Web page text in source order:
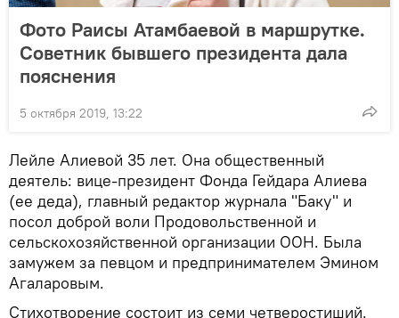
Фото Раисы Атамбаевой в маршрутке.
Советник бывшего президента дала
пояснения
5 октября 2019, 13:22
Лейле Алиевой 35 лет. Она общественный
деятель: вице-президент Фонда Гейдара Алиева
(ее деда), главный редактор журнала "Баку" и
посол доброй воли Продовольственной и
сельскохозяйственной организации ООН. Была
замужем за певцом и предпринимателем Эмином
Агаларовым.
Стихотворение состоит из семи четверостиший.